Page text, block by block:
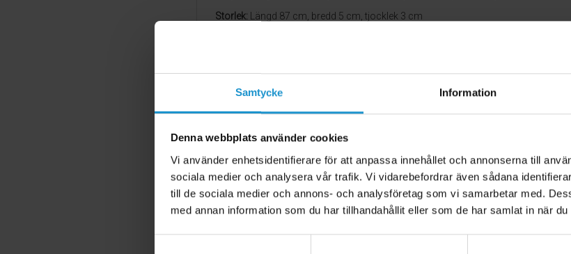
Samtycke Information
Denna webbplats använder cookies
Vi använder enhetsidentifierare för att anpassa innehållet och annonserna till
sociala medier och analysera vår trafik. Vi vidarebefordrar även sådana
till de sociala medier och annons- och analysföretag som vi samarbetar med.
med annan information som du har tillhandahållit eller som de har samlat in när
Storlek: Längd 87 cm, bredd 5 cm, tjocklek 3 cm